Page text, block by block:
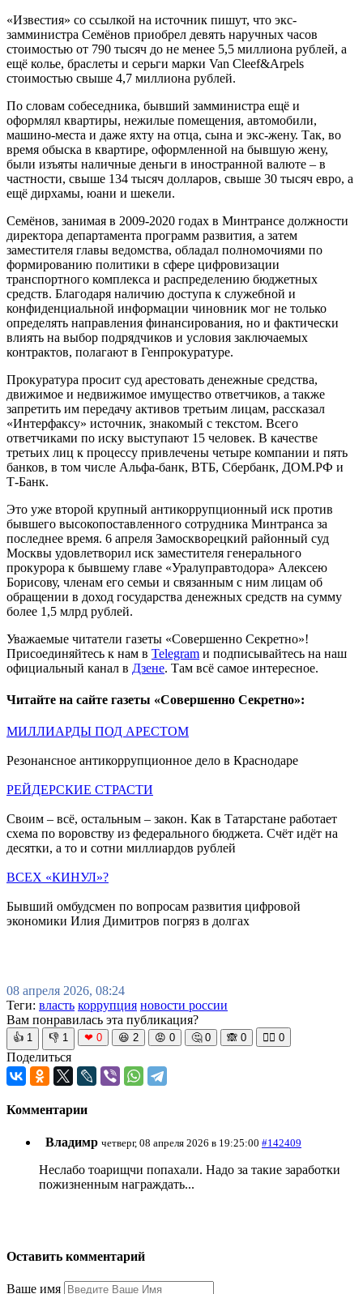
«Известия» со ссылкой на источник пишут, что экс-
замминистра Семёнов приобрел девять наручных часов
стоимостью от 790 тысяч до не менее 5,5 миллиона рублей, а
ещё колье, браслеты и серьги марки Van Cleef&Arpels
стоимостью свыше 4,7 миллиона рублей.
По словам собеседника, бывший замминистра ещё и
оформлял квартиры, нежилые помещения, автомобили,
машино-места и даже яхту на отца, сына и экс-жену. Так, во
время обыска в квартире, оформленной на бывшую жену,
были изъяты наличные деньги в иностранной валюте – в
частности, свыше 134 тысяч долларов, свыше 30 тысяч евро, а
ещё дирхамы, юани и шекели.
Семёнов, занимая в 2009-2020 годах в Минтрансе должности
директора департамента программ развития, а затем
заместителя главы ведомства, обладал полномочиями по
формированию политики в сфере цифровизации
транспортного комплекса и распределению бюджетных
средств. Благодаря наличию доступа к служебной и
конфиденциальной информации чиновник мог не только
определять направления финансирования, но и фактически
влиять на выбор подрядчиков и условия заключаемых
контрактов, полагают в Генпрокуратуре.
Прокуратура просит суд арестовать денежные средства,
движимое и недвижимое имущество ответчиков, а также
запретить им передачу активов третьим лицам, рассказал
«Интерфаксу» источник, знакомый с текстом. Всего
ответчиками по иску выступают 15 человек. В качестве
третьих лиц к процессу привлечены четыре компании и пять
банков, в том числе Альфа-банк, ВТБ, Сбербанк, ДОМ.РФ и
Т-Банк.
Это уже второй крупный антикоррупционный иск против
бывшего высокопоставленного сотрудника Минтранса за
последнее время. 6 апреля Замоскворецкий районный суд
Москвы удовлетворил иск заместителя генерального
прокурора к бывшему главе «Уралуправтодора» Алексею
Борисову, членам его семьи и связанным с ним лицам об
обращении в доход государства денежных средств на сумму
более 1,5 млрд рублей.
Уважаемые читатели газеты «Совершенно Секретно»!
Присоединяйтесь к нам в Telegram и подписывайтесь на наш
официальный канал в Дзене. Там всё самое интересное.
Читайте на сайте газеты «Совершенно Секретно»:
МИЛЛИАРДЫ ПОД АРЕСТОМ
Резонансное антикоррупционное дело в Краснодаре
РЕЙДЕРСКИЕ СТРАСТИ
Своим – всё, остальным – закон. Как в Татарстане работает
схема по воровству из федерального бюджета. Счёт идёт на
десятки, а то и сотни миллиардов рублей
ВСЕХ «КИНУЛ»?
Бывший омбудсмен по вопросам развития цифровой
экономики Илия Димитров погряз в долгах
08 апреля 2026, 08:24
Теги: власть коррупция новости россии
Вам понравилась эта публикация?
👍 1 👎 1 ❤ 0 😆 2 😡 0 🤔 0 🙈 0 🧘‍♀️ 0
Поделиться
Комментарии
Владимр четверг, 08 апреля 2026 в 19:25:00 #142409
Неслабо тоарищчи попахали. Надо за такие заработки
пожизненным награждать...
Оставить комментарий
Ваше имя